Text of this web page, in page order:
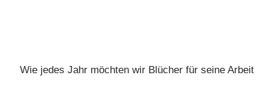
Wie jedes Jahr möchten wir Blücher für seine